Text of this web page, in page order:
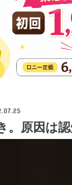
。原因は